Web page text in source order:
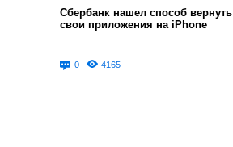
Сбербанк нашел способ вернуть
свои приложения на iPhone
0 4165